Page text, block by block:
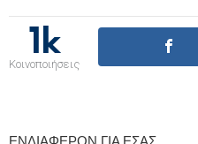
1k
Κοινοποιήσεις